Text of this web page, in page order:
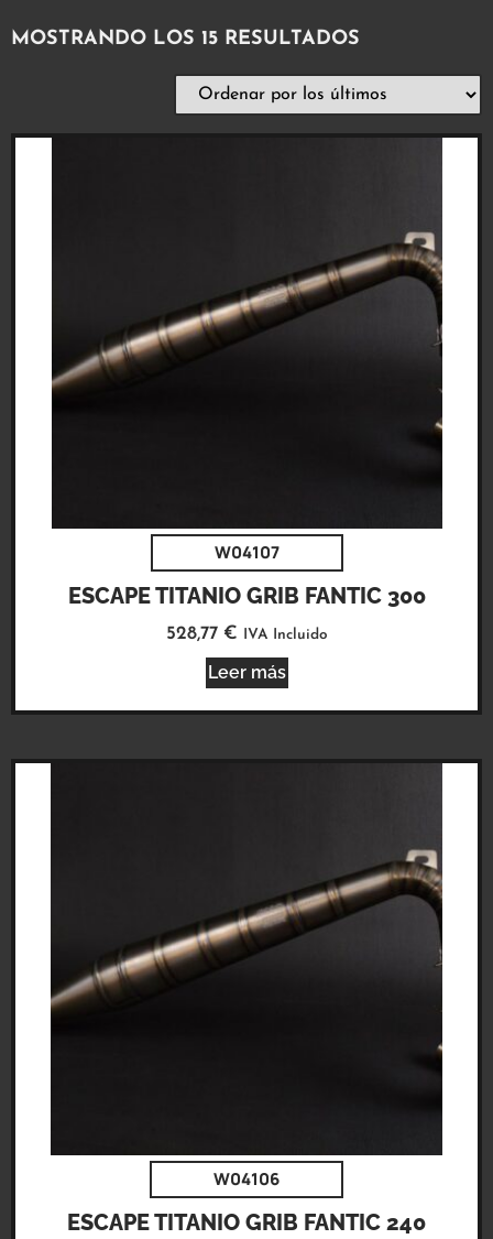
MOSTRANDO LOS 15 RESULTADOS
W04107
ESCAPE TITANIO GRIB FANTIC 300
528,77 € IVA Incluido
Leer más
W04106
ESCAPE TITANIO GRIB FANTIC 240